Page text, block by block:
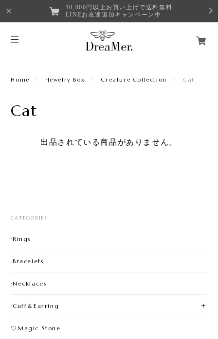
10,000円以上お買い上げで送料無料
LINEお友達追加キャンペーン中
Home ·Jewelry Box Creature Collection Cat
Cat
出品されている商品がありません。
CATEGORIES
·Rings
·Bracelets
·Necklaces
·Cuff＆Earring
♡Magic Stone